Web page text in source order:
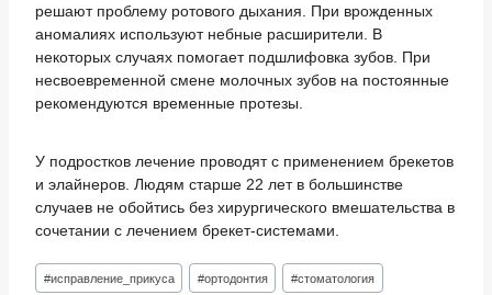
решают проблему ротового дыхания. При врожденных
аномалиях используют небные расширители. В
некоторых случаях помогает подшлифовка зубов. При
несвоевременной смене молочных зубов на постоянные
рекомендуются временные протезы.
У подростков лечение проводят с применением брекетов
и элайнеров. Людям старше 22 лет в большинстве
случаев не обойтись без хирургического вмешательства в
сочетании с лечением брекет-системами.
Метки
записи:
#исправление_прикуса #ортодонтия #стоматология